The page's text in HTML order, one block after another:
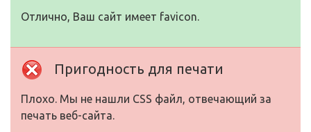
Отлично, Ваш сайт имеет favicon.
Пригодность для печати
Плохо. Мы не нашли CSS файл, отвечающий за
печать веб-сайта.